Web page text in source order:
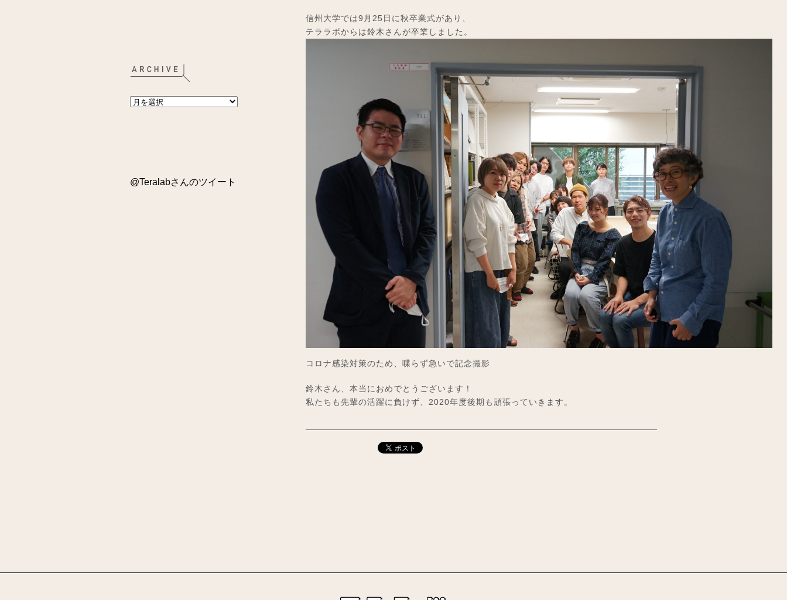
@Teralabさんのツイート
信州大学では9月25日に秋卒業式があり、
テララボからは鈴木さんが卒業しました。
コロナ感染対策のため、喋らず急いで記念撮影
鈴木さん、本当におめでとうございます！
私たちも先輩の活躍に負けず、2020年度後期も頑張っていきます。